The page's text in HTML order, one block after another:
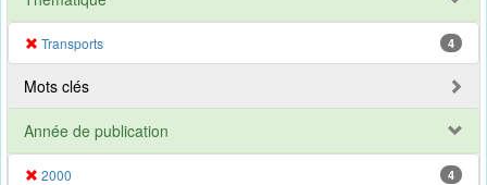
Transports 4
Mots clés
Année de publication
2000 4